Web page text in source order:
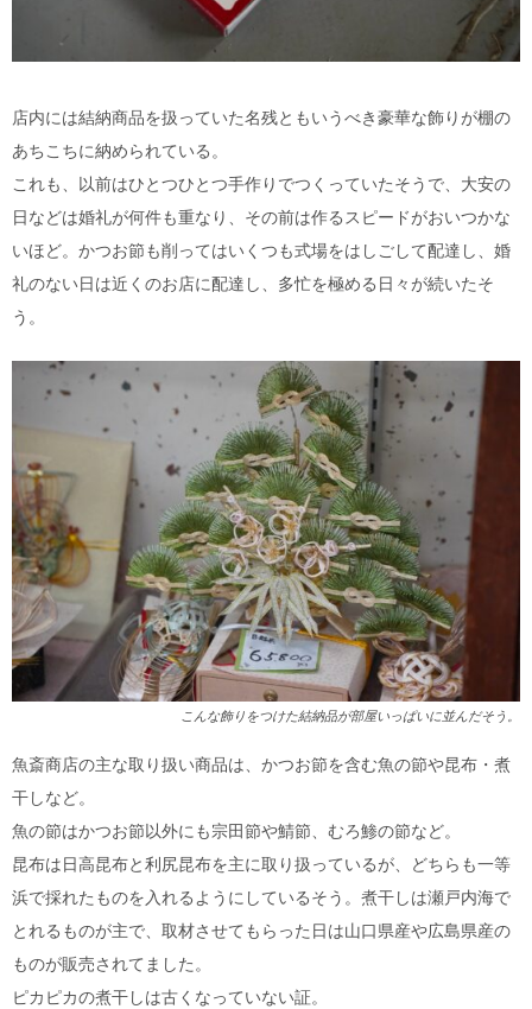
店内には結納商品を扱っていた名残ともいうべき豪華な飾りが棚の
あちこちに納められている。
これも、以前はひとつひとつ手作りでつくっていたそうで、大安の
日などは婚礼が何件も重なり、その前は作るスピードがおいつかな
いほど。かつお節も削ってはいくつも式場をはしごして配達し、婚
礼のない日は近くのお店に配達し、多忙を極める日々が続いたそ
う。
こんな飾りをつけた結納品が部屋いっぱいに並んだそう。
魚斎商店の主な取り扱い商品は、かつお節を含む魚の節や昆布・煮
干しなど。
魚の節はかつお節以外にも宗田節や鯖節、むろ鯵の節など。
昆布は日高昆布と利尻昆布を主に取り扱っているが、どちらも一等
浜で採れたものを入れるようにしているそう。煮干しは瀬戸内海で
とれるものが主で、取材させてもらった日は山口県産や広島県産の
ものが販売されてました。
ピカピカの煮干しは古くなっていない証。